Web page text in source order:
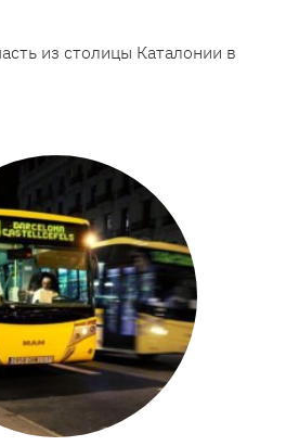
из столицы Каталонии в